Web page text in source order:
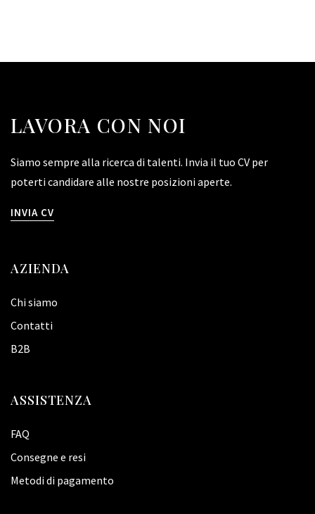
LAVORA CON NOI
Siamo sempre alla ricerca di talenti. Invia il tuo CV per
poterti candidare alle nostre posizioni aperte.
INVIA CV
AZIENDA
Chi siamo
Contatti
B2B
ASSISTENZA
FAQ
Consegne e resi
Metodi di pagamento